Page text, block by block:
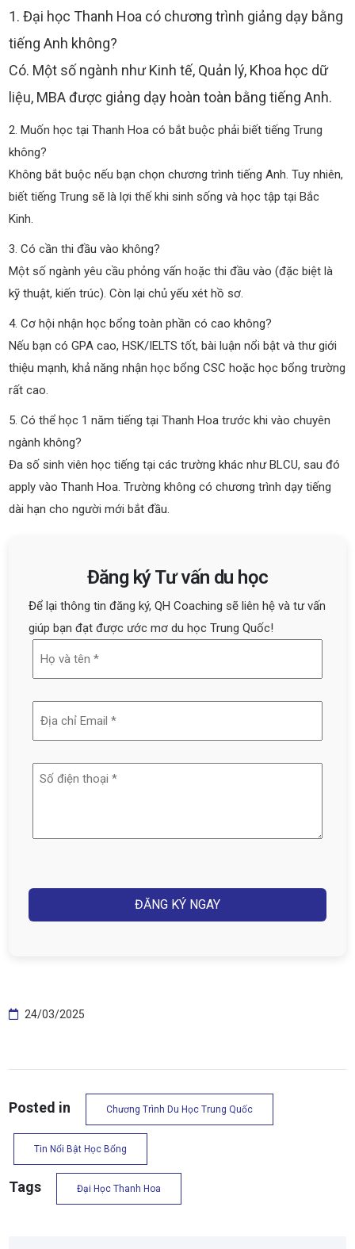
1. Đại học Thanh Hoa có chương trình giảng dạy bằng
tiếng Anh không?
Có. Một số ngành như Kinh tế, Quản lý, Khoa học dữ
liệu, MBA được giảng dạy hoàn toàn bằng tiếng Anh.
2. Muốn học tại Thanh Hoa có bắt buộc phải biết tiếng Trung
không?
Không bắt buộc nếu bạn chọn chương trình tiếng Anh. Tuy nhiên,
biết tiếng Trung sẽ là lợi thế khi sinh sống và học tập tại Bắc
Kinh.
3. Có cần thi đầu vào không?
Một số ngành yêu cầu phỏng vấn hoặc thi đầu vào (đặc biệt là
kỹ thuật, kiến trúc). Còn lại chủ yếu xét hồ sơ.
4. Cơ hội nhận học bổng toàn phần có cao không?
Nếu bạn có GPA cao, HSK/IELTS tốt, bài luận nổi bật và thư giới
thiệu mạnh, khả năng nhận học bổng CSC hoặc học bổng trường
rất cao.
5. Có thể học 1 năm tiếng tại Thanh Hoa trước khi vào chuyên
ngành không?
Đa số sinh viên học tiếng tại các trường khác như BLCU, sau đó
apply vào Thanh Hoa. Trường không có chương trình dạy tiếng
dài hạn cho người mới bắt đầu.
Đăng ký Tư vấn du học
Để lại thông tin đăng ký, QH Coaching sẽ liên hệ và tư vấn
giúp bạn đạt được ước mơ du học Trung Quốc!
(Required)
(Required)
Số
24/03/2025
Posted in Chương Trình Du Học Trung Quốc
Tin Nổi Bật Học Bổng
Tags Đại Học Thanh Hoa